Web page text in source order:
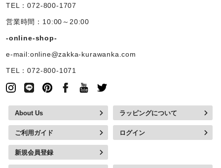
TEL：072-800-1707
営業時間：10:00～20:00
-online-shop-
e-mail:online@zakka-kurawanka.com
TEL：072-800-1071
About Us ラッピングについて
ご利用ガイド ログイン
新規会員登録